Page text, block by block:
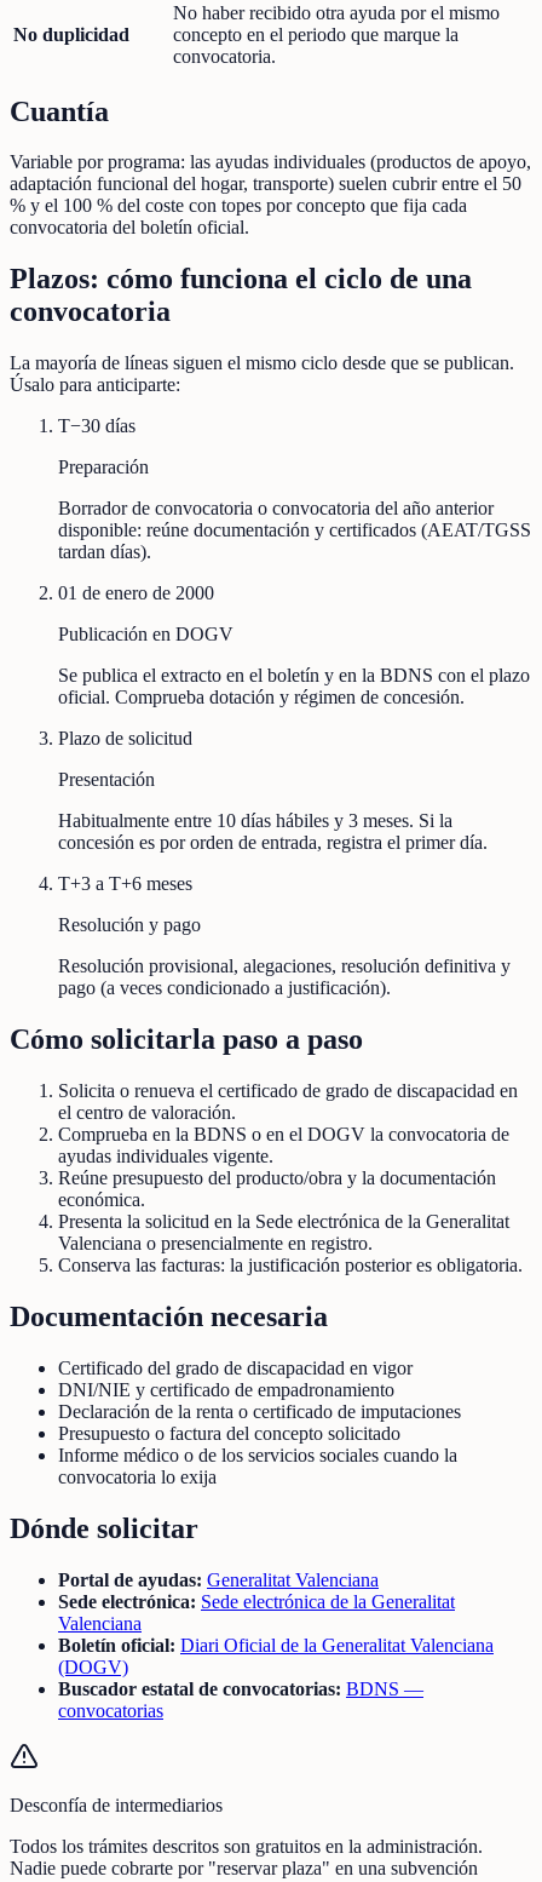
No duplicidad
No haber recibido otra ayuda por el mismo
concepto en el periodo que marque la
convocatoria.
Cuantía
Variable por programa: las ayudas individuales (productos de apoyo,
adaptación funcional del hogar, transporte) suelen cubrir entre el 50
% y el 100 % del coste con topes por concepto que fija cada
convocatoria del boletín oficial.
Plazos: cómo funciona el ciclo de una
convocatoria
La mayoría de líneas siguen el mismo ciclo desde que se publican.
Úsalo para anticiparte:
T−30 días
Preparación
Borrador de convocatoria o convocatoria del año anterior
disponible: reúne documentación y certificados (AEAT/TGSS
tardan días).
01 de enero de 2000
Publicación en DOGV
Se publica el extracto en el boletín y en la BDNS con el plazo
oficial. Comprueba dotación y régimen de concesión.
Plazo de solicitud
Presentación
Habitualmente entre 10 días hábiles y 3 meses. Si la
concesión es por orden de entrada, registra el primer día.
T+3 a T+6 meses
Resolución y pago
Resolución provisional, alegaciones, resolución definitiva y
pago (a veces condicionado a justificación).
Cómo solicitarla paso a paso
Solicita o renueva el certificado de grado de discapacidad en
el centro de valoración.
Comprueba en la BDNS o en el DOGV la convocatoria de
ayudas individuales vigente.
Reúne presupuesto del producto/obra y la documentación
económica.
Presenta la solicitud en la Sede electrónica de la Generalitat
Valenciana o presencialmente en registro.
Conserva las facturas: la justificación posterior es obligatoria.
Documentación necesaria
Certificado del grado de discapacidad en vigor
DNI/NIE y certificado de empadronamiento
Declaración de la renta o certificado de imputaciones
Presupuesto o factura del concepto solicitado
Informe médico o de los servicios sociales cuando la
convocatoria lo exija
Dónde solicitar
Portal de ayudas: Generalitat Valenciana
Sede electrónica: Sede electrónica de la Generalitat
Valenciana
Boletín oficial: Diari Oficial de la Generalitat Valenciana
(DOGV)
Buscador estatal de convocatorias: BDNS —
convocatorias
Desconfía de intermediarios
Todos los trámites descritos son gratuitos en la administración.
Nadie puede cobrarte por "reservar plaza" en una subvención